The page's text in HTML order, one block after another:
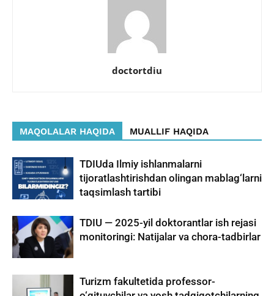
doctortdiu
MAQOLALAR HAQIDA MUALLIF HAQIDA
TDIUda Ilmiy ishlanmalarni
tijoratlashtirishdan olingan mablag‘larni
taqsimlash tartibi
TDIU — 2025-yil doktorantlar ish rejasi
monitoringi: Natijalar va chora-tadbirlar
Turizm fakultetida professor-